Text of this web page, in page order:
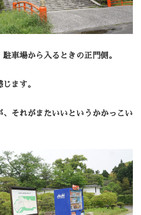
車場から入るときの正門側。
ます。
それがまたいいというかかっこい